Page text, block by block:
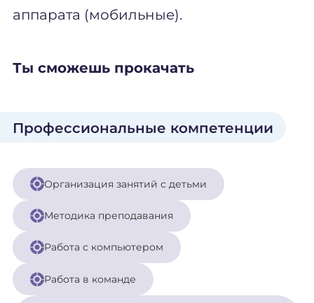
аппарата (мобильные).
Ты сможешь прокачать
Профессиональные компетенции
Организация занятий с детьми
Методика преподавания
Работа с компьютером
Работа в команде